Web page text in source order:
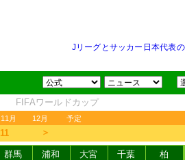
Jリーグとサッカー日本代表
FIFAワールドカップ
11月 12月 予定
11 ＞
群馬 浦和 大宮 千葉
柏